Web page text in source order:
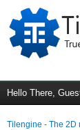
Hello There,
Tilengine - The 2D